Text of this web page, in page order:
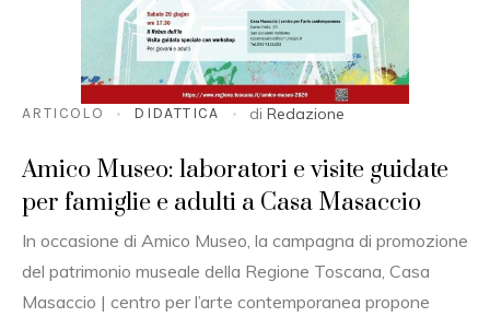
ARTICOLO DIDATTICA di Redazione
Amico Museo: laboratori e visite guidate
per famiglie e adulti a Casa Masaccio
In occasione di Amico Museo, la campagna di promozione
del patrimonio museale della Regione Toscana, Casa
Masaccio | centro per l’arte contemporanea propone